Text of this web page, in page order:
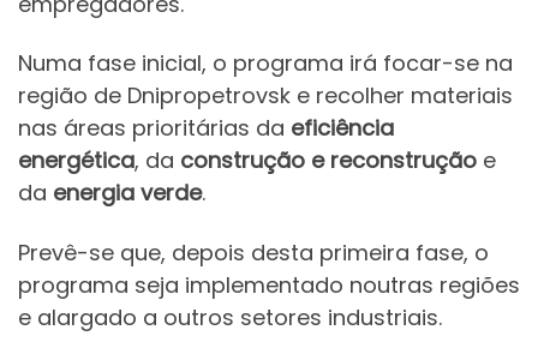
Numa fase inicial, o programa irá focar-se na
região de Dnipropetrovsk e recolher materiais
nas áreas prioritárias da eficiência
energética, da construção e reconstrução e
da energia verde.
Prevê-se que, depois desta primeira fase, o
programa seja implementado noutras regiões
e alargado a outros setores industriais.